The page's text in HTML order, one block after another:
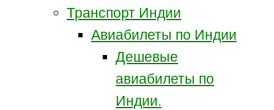
Транспорт Индии
Авиабилеты по Индии
Дешевые
авиабилеты по
Индии.